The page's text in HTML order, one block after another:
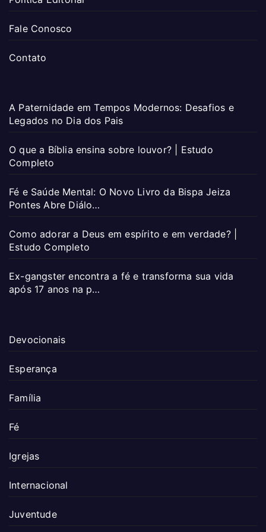
Fale Conosco
Contato
A Paternidade em Tempos Modernos: Desafios e
Legados no Dia dos Pais
O que a Bíblia ensina sobre louvor? | Estudo
Completo
Fé e Saúde Mental: O Novo Livro da Bispa Jeiza
Pontes Abre Diálo…
Como adorar a Deus em espírito e em verdade? |
Estudo Completo
Ex-gangster encontra a fé e transforma sua vida
após 17 anos na p…
Devocionais
Esperança
Família
Fé
Igrejas
Internacional
Juventude